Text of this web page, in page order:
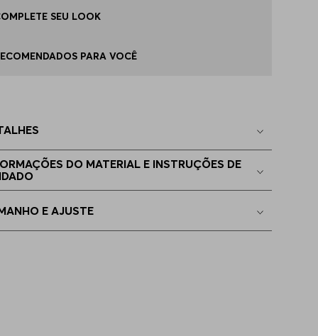
- L
- XL
SEU LOOK
PARA VOCÊ
DO MATERIAL E INSTRUÇÕES DE
E AJUSTE